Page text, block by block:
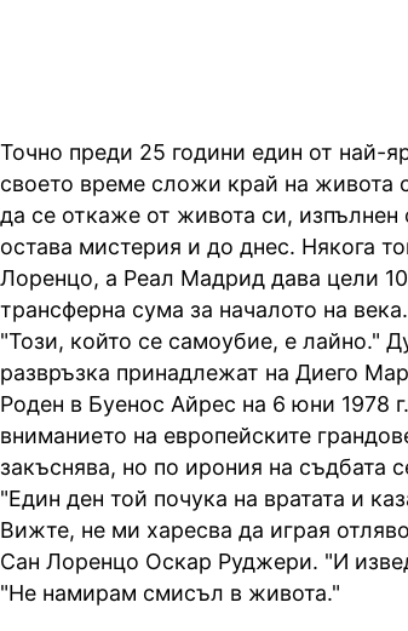
Точно преди 25 години един от най-
своето време сложи край на
да се откаже от живота си,
остава мистерия и до днес. Някога
Лоренцо, а Реал Мадрид дава цели
трансферна сума за началото на века.
"Този, който се самоубие, е лайно."
развръзка принадлежат на Диего
Роден в Буенос Айрес на 6 юни 1978
вниманието на европейските
закъснява, но по ирония на съдбата
"Един ден той почука на вратата и
Вижте, не ми харесва да играя
Сан Лоренцо Оскар Руджери. "И
"Не намирам смисъл в живота."